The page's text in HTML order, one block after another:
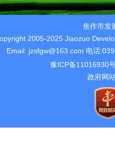
焦作市发
2005-2025 Jiaozuo
Email: jzsfgw@163.com 电话
豫ICP备11016930
政府网